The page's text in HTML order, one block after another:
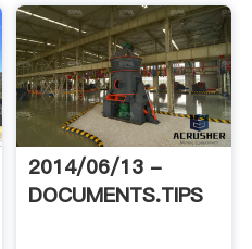
2014/06/13 -
DOCUMENTS.TIPS